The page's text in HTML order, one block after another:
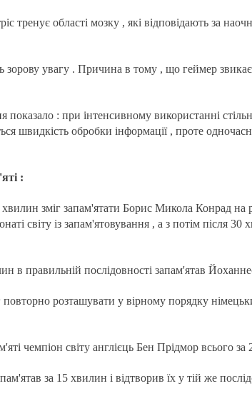
тренує області мозку , які відповідають за
увагу . Причина в тому , що геймер
: при інтенсивному використанні
швидкість обробки інформації , проте
:
хвилин зміг запам'ятати Борис Микола Конрад
світу із запам'ятовування , а з потім після 30
в правильній послідовності запам'ятав
повторно розташувати у вірному порядку
чемпіон світу англієць Бен Прідмор всього
за 15 хвилин і відтворив їх у тій же